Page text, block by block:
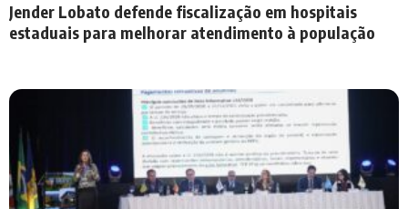
Jender Lobato defende fiscalização em hospitais
estaduais para melhorar atendimento à população